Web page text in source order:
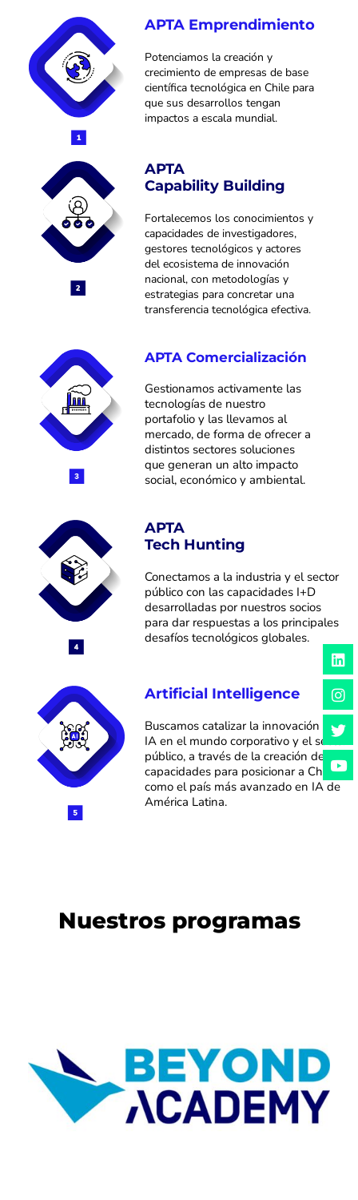
APTA Emprendimiento
Potenciamos la creación y
crecimiento de empresas de base
científica tecnológica en Chile para
que sus desarrollos tengan
impactos a escala mundial.
APTA
Capability Building
Fortalecemos los conocimientos y
capacidades de investigadores,
gestores tecnológicos y actores
del ecosistema de innovación
nacional, con metodologías y
estrategias para concretar una
transferencia tecnológica efectiva.
APTA Comercialización
Gestionamos activamente las
tecnologías de nuestro
portafolio y las llevamos al
mercado, de forma de ofrecer a
distintos sectores soluciones
que generan un alto impacto
social, económico y ambiental.
APTA
Tech Hunting
Conectamos a la industria y el sector
público con las capacidades I+D
desarrolladas por nuestros socios
paradar respuestas a los principales
desafíos tecnológicosglobales.
Artificial Intelligence
Buscamos catalizar la innovación con
IA en el mundo corporativo y el sector
público, a través de la creación de
capacidades para posicionar a Chile
como el país más avanzado en IA de
América Latina.
Nuestros programas
L
i
n
k
e
d
i
n
I
n
s
t
a
g
r
a
m
T
w
i
t
t
e
r
Y
o
u
t
u
b
e